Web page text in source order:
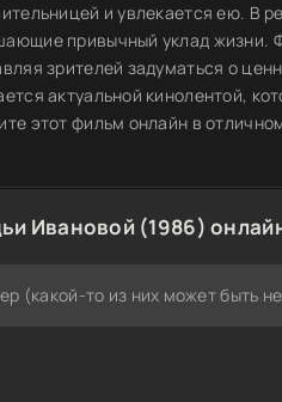
и увлекается ею. В
привычный уклад жизни.
зрителей задуматься о
актуальной кинолентой,
этот фильм онлайн в
Ивановой (1986)
(какой-то из них может быть